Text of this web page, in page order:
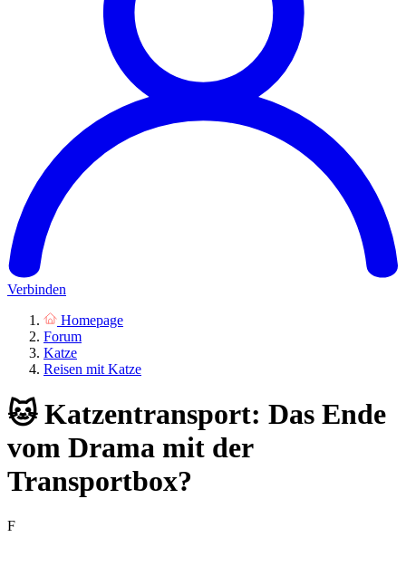
Verbinden
Homepage
Forum
Katze
Reisen mit Katze
🐱 Katzentransport: Das Ende
vom Drama mit der
Transportbox?
F